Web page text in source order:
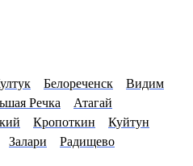
Белореченск
Видим
Речка
Атагай
Кропоткин
Куйтун
Залари Радищево